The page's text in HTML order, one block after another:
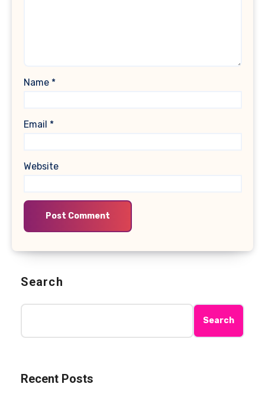
Name *
Email *
Website
Search
Search
Recent Posts